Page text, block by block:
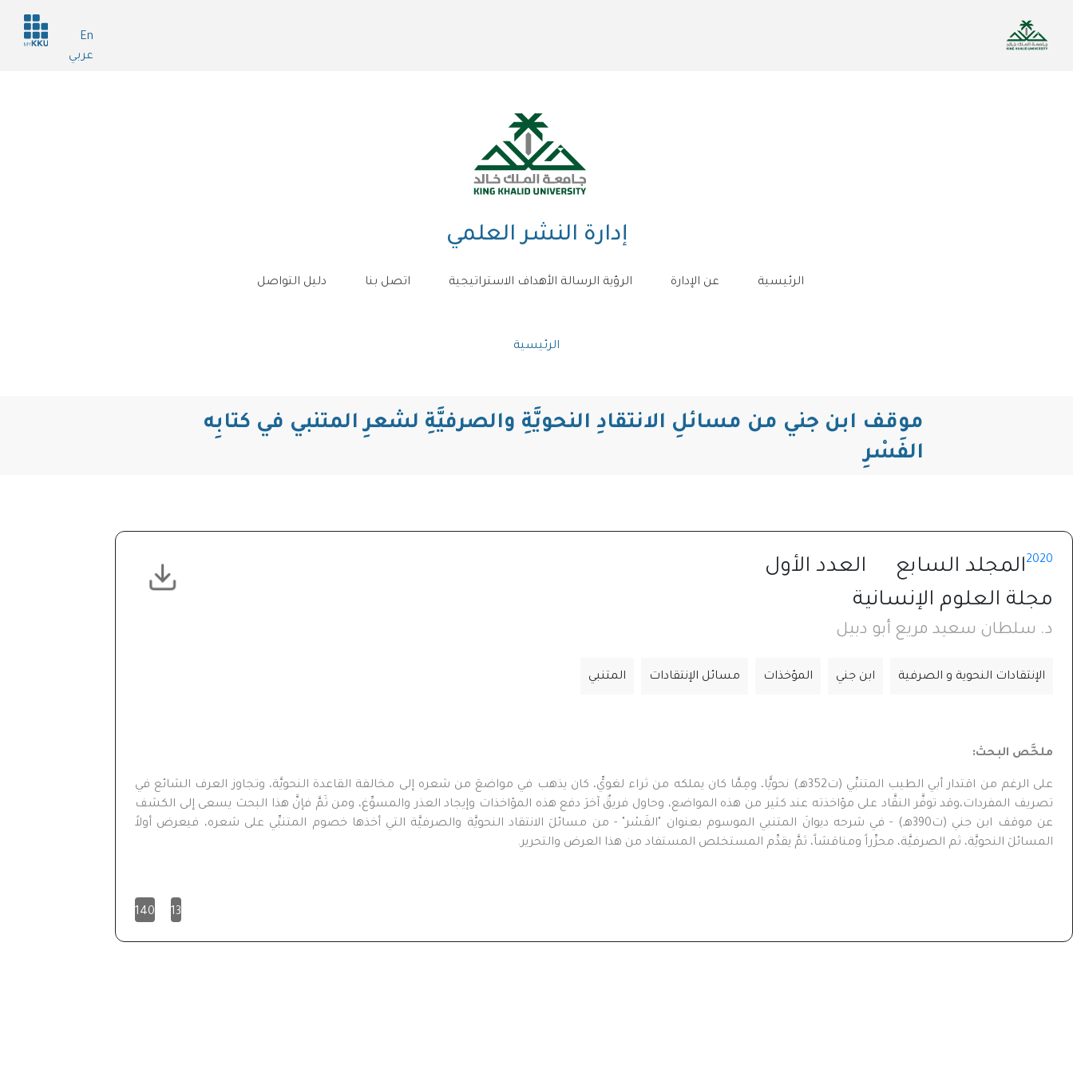
المحتوى
En
عربي
Header
services
إدارة النشر العلمي
الرئيسية عن الإدارة الرؤية الرسالة الأهداف الاستراتيجية اتصل بنا دليل التواصل
مسار
الرئيسية
موقف ابن جني من مسائلِ الانتقادِ النحويَّةِ والصرفيَّةِ لشعرِ المتنبي في كتابِه
الفَسْرِ
2020المجلد السابع
العدد الأول
مجلة العلوم الإنسانية
د. سلطان سعيد مريع أبو دبيل
الإنتقادات النحوية و الصرفية ابن جني المؤخذات مسائل الإنتقادات المتنبي
ملخَّص البحث:
على الرغم من اقتدار أبي الطيب المتنبِّي (ت352هـ) نحويًّا، ومِمَّا كان يملكه من ثراء لغويٍّ، كان يذهب في مواضعَ من شعره إلى مخالفة القاعدة النحويَّة، وتجاوز العرف الشائع في
تصريف المفردات،وقد توفَّر النقَّاد على مؤاخذته عند كثير من هذه المواضع، وحاول فريقٌ آخرَ دفع هذه المؤاخذات وإيجاد العذر والمسوِّغ، ومن ثَمَّ فإنَّ هذا البحث يسعى إلى الكشف
عن موقف ابن جني (ت390هـ) - في شرحه ديوانَ المتنبي الموسوم بعنوان "الفَسْر" - من مسائلَ الانتقاد النحويَّة والصرفيَّة التي أخذها خصوم المتنبِّي على شعره، فيعرض أولاً
المسائلَ النحويَّة، ثم الصرفيَّة، محرِّراً ومناقشاً، ثمَّ يقدِّم المستخلص المستفاد من هذا العرض والتحرير.
13
140